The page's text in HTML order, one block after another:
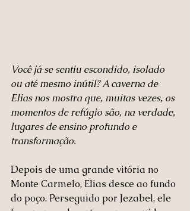
Você já se sentiu escondido, isolado
ou até mesmo inútil? A caverna de
Elias nos mostra que, muitas vezes, os
momentos de refúgio são, na verdade,
lugares de ensino profundo e
transformação.
Depois de uma grande vitória no
Monte Carmelo, Elias desce ao fundo
do poço. Perseguido por Jezabel, ele